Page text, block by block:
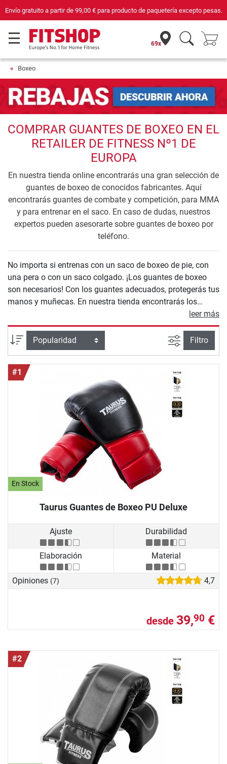
Compra con seguridad en Fitshop, comercio con sello de Confianza Online.
69x
Boxeo
COMPRAR GUANTES DE BOXEO EN EL
RETAILER DE FITNESS Nº1 DE
EUROPA
En nuestra tienda online encontrarás una gran selección de
guantes de boxeo de conocidos fabricantes. Aquí
encontrarás guantes de combate y competición, para MMA
y para entrenar en el saco. En caso de dudas, nuestros
expertos pueden asesorarte sobre guantes de boxeo por
teléfono.
No importa si entrenas con un saco de boxeo de pie, con
una pera o con un saco colgado. ¡Los guantes de boxeo
son necesarios! Con los guantes adecuados, protegerás tus
manos y muñecas. En nuestra tienda encontrarás los
guantes indicados para las distintas disciplinas de boxeo,
desde el fitboxing hasta la competición.
leer más
Ordenar por Busqueda
Filtro
#1
En Stock
Taurus Guantes de Boxeo PU Deluxe
Ajuste Durabilidad
Elaboración Material
Opiniones (7) 4,7
desde 39,90 €
#2